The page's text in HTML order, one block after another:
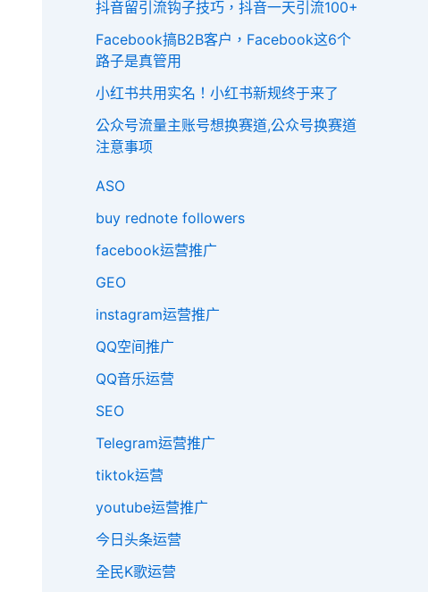
抖音留引流钩子技巧，抖音一天引流100+
Facebook搞B2B客户，Facebook这6个
路子是真管用
小红书共用实名！小红书新规终于来了
公众号流量主账号想换赛道,公众号换赛道
注意事项
ASO
buy rednote followers
facebook运营推广
GEO
instagram运营推广
QQ空间推广
QQ音乐运营
SEO
Telegram运营推广
tiktok运营
youtube运营推广
今日头条运营
全民K歌运营